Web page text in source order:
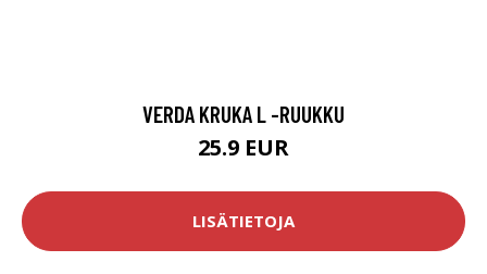
VERDA KRUKA L -RUUKKU
25.9 EUR
LISÄTIETOJA